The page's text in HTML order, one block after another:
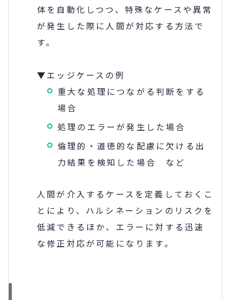
体を自動化しつつ、特殊なケースや異常
が発生した際に人間が対応する方法で
す。
▼エッジケースの例
重大な処理につながる判断をする
場合
処理のエラーが発生した場合
倫理的・道徳的な配慮に欠ける出
力結果を検知した場合 など
人間が介入するケースを定義しておくこ
とにより、ハルシネーションのリスクを
低減できるほか、エラーに対する迅速
な修正対応が可能になります。